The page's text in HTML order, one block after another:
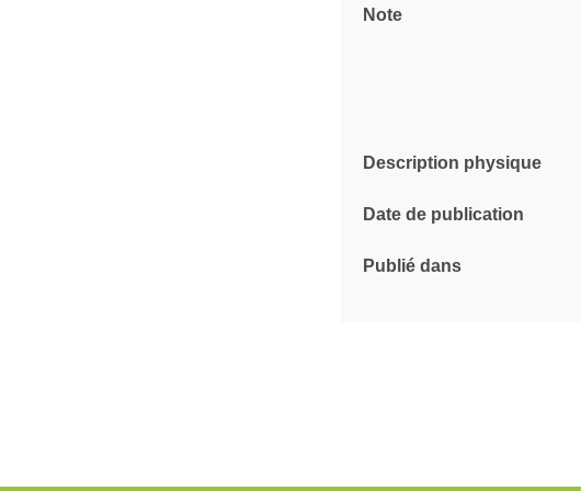
Note
Description physique
Date de publication
Publié dans